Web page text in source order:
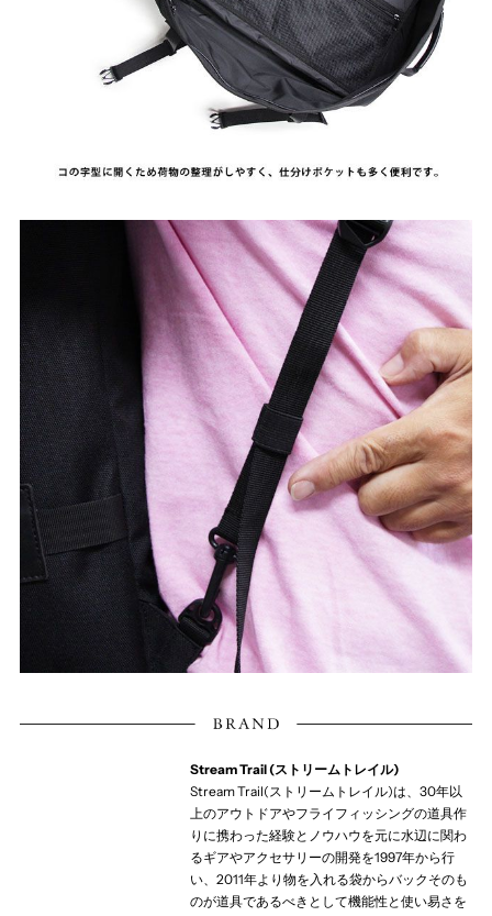
Stream Trail (ストリームトレイル)
Stream Trail(ストリームトレイル)は、30年以
上のアウトドアやフライフィッシングの道具作
りに携わった経験とノウハウを元に水辺に関わ
るギアやアクセサリーの開発を1997年から行
い、2011年より物を入れる袋からバックそのも
のが道具であるべきとして機能性と使い易さを